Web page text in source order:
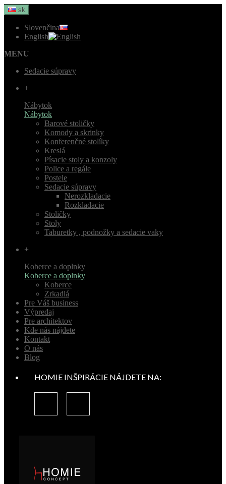
sk
Slovenčina
English
MENU
Sedacie súpravy
+
Nábytok
Nábytok
Barové stoličky
Komody a skrinky
Konferenčné stolíky
Kreslá
Písacie stoly a konzoly
Police a regále
Postele
Sedacie súpravy
Nerozkladacie
Rozkladacie
Stoličky
Stoly
Taburetky , podnožky a sedacie vaky
+
Koberce a doplnky
Koberce a doplnky
Koberce
Zrkadlá
Pre Váš business
Výpredaj
Pre architektov
Kde nás nájdete
Kontakt
O nás
Blog
HOMIE INŠPIRÁCIE NÁJDETE NA: